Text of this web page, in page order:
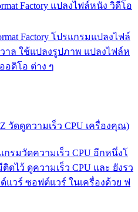
Factory แปลงไฟล์หนัง วิดีโอ
Factory โปรแกรมแปลงไฟล์
าล ใช้แปลงรูปภาพ แปลงไฟล์ห
อดิโอ ต่าง ๆ
วัดดูความเร็ว CPU เครื่องคุณ)
รมวัดความเร็ว CPU อีกหนึ่งโ
ไว้ ดูความเร็ว CPU และ ยังรว
แวร์ ซอฟต์แวร์ ในเครื่องด้วย ฟ